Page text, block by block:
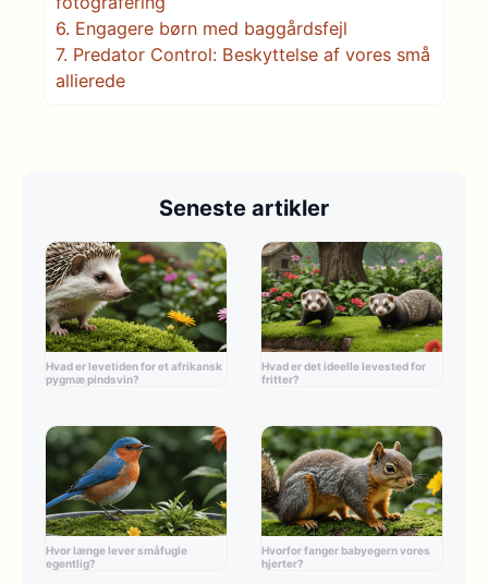
6. Engagere børn med baggårdsfejl
7. Predator Control: Beskyttelse af vores små
allierede
Seneste artikler
Hvad er levetiden for et afrikansk
pygmæ pindsvin?
Hvad er det ideelle levested for
fritter?
Hvor længe lever småfugle
egentlig?
Hvorfor fanger babyegern vores
hjerter?